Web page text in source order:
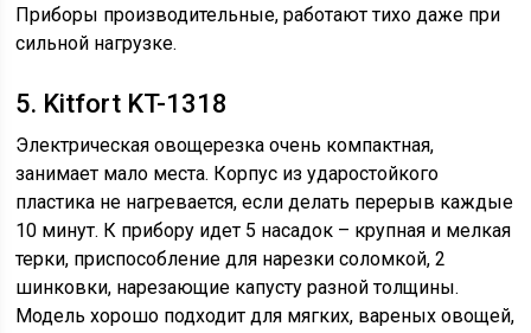
Приборы производительные, работают тихо даже при
сильной нагрузке.
5. Kitfort KT-1318
Электрическая овощерезка очень компактная,
занимает мало места. Корпус из ударостойкого
пластика не нагревается, если делать перерыв каждые
10 минут. К прибору идет 5 насадок – крупная и мелкая
терки, приспособление для нарезки соломкой, 2
шинковки, нарезающие капусту разной толщины.
Модель хорошо подходит для мягких, вареных овощей,